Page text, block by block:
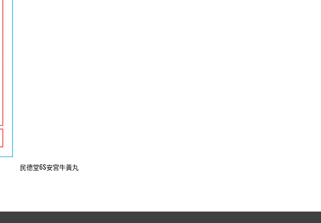
民德堂6S安宮牛黃丸